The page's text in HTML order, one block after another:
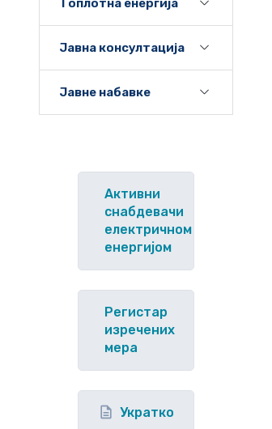
Топлотна енергија
Јавна консултација
Јавне набавке
Активни
снабдевачи
електричном
енергијом
Регистар
изречених
мера
Укратко